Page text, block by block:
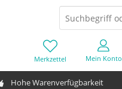
Hohe Warenverfügbarkeit
Merkzettel Mein Konto